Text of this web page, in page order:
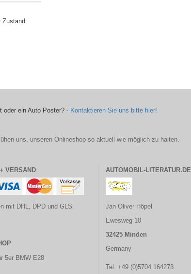
Zustand
oder ein Auto Poster? - Kontaktieren Sie uns bitte hier!
uns, unseren Onlineshop so aktuell wie möglich zu halten.
VERSAND
mit DHL, DPD und GLS.
5er BMW E28
AUTOMOBIL-LITERATUR.DE
Jan Oliver Höpel
Ewesweg 10
32425 Minden
Germany
Tel. +49 (0)5704 164273